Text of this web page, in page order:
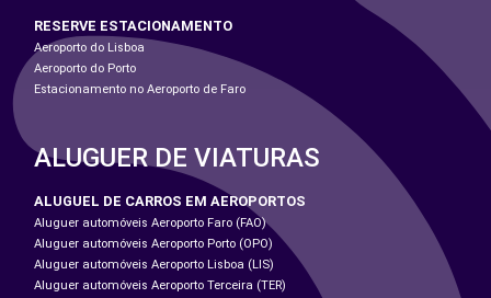
RESERVE ESTACIONAMENTO
Aeroporto do Lisboa
Aeroporto do Porto
Estacionamento no Aeroporto de Faro
ALUGUER DE VIATURAS
ALUGUEL DE CARROS EM AEROPORTOS
Aluguer automóveis Aeroporto Faro (FAO)
Aluguer automóveis Aeroporto Porto (OPO)
Aluguer automóveis Aeroporto Lisboa (LIS)
Aluguer automóveis Aeroporto Terceira (TER)